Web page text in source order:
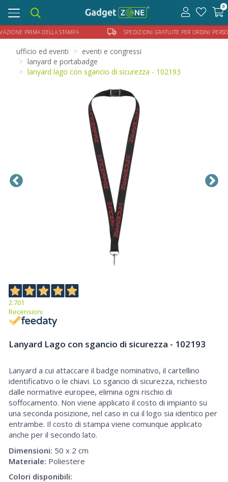
PRIMA DELLA STAMPA SPEDIZIONI GRATUITE PER ORDINI
Toggle
navigation
0
ufficio ed eventi
eventi e congressi
lanyard e portabadge
lanyard lago con sgancio di sicurezza - 102193
2.701
Recensioni
Lanyard Lago con sgancio di sicurezza - 102193
Lanyard a cui attaccare il badge nominativo, il cartellino
identificativo o le chiavi. Lo sgancio di sicurezza, richiesto
dalle normative europee, elimina ogni rischio di
soffocamento. Non viene applicato il costo di impianto su
una seconda posizione, nel caso in cui il logo sia identico per
entrambe. Il costo di stampa viene comunque applicato
anche per il secondo lato.
Dimensioni: 50 x 2 cm
Materiale: Poliestere
Colori disponibili: